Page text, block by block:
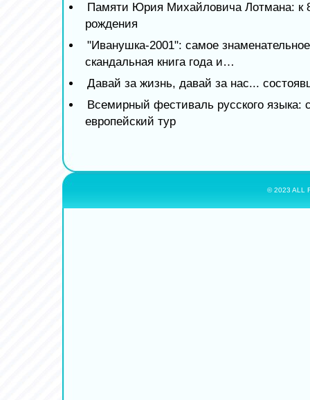
Памяти Юрия Михайловича Лотмана: к
рождения
"Иванушка-2001": самое
скандальная книга года и…
Давай за жизнь, давай за нас...
Всемирный фестиваль русского языка:
европейский тур
© 2023 ALL